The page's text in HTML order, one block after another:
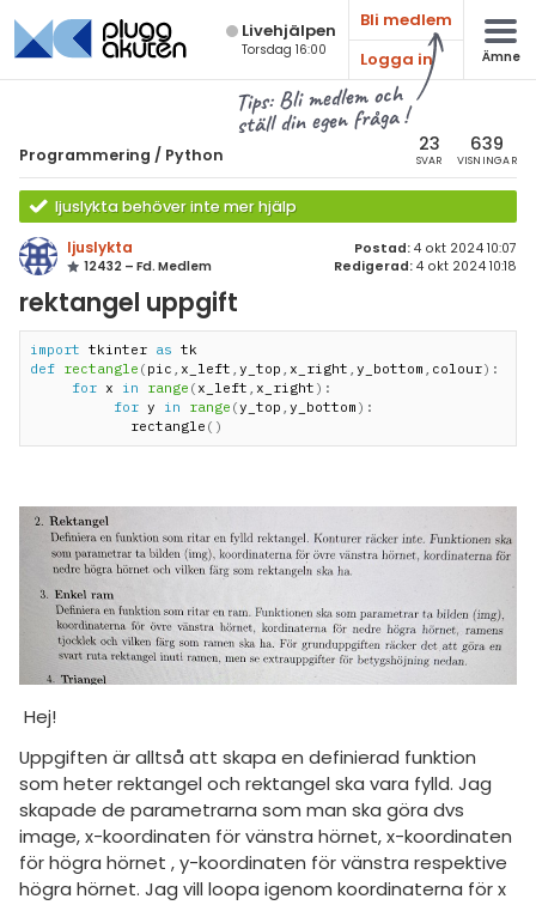
Live­hjälpen
Torsdag 16:00
Bli medlem
Logga in
Ämne
Tips: Bli medlem och
ställ din egen fråga !
Programmering / Python 23
SVAR
639
VISNINGAR
ljuslykta behöver inte mer hjälp
ljuslykta
12432 – Fd. Medlem
Postad: 4 okt 2024 10:07
Redigerad: 4 okt 2024 10:18
rektangel uppgift
import tkinter as
def rectangle ( pic , x_left , y_top , x_right , y_bottom , colour) :
for x in range ( x_left , x_right ) :
for y in range (y_top , y_bottom ) :
            rectangle
( )
Hej!
Uppgiften är alltså att skapa en definierad funktion
som heter rektangel och rektangel ska vara fylld. Jag
skapade de parametrarna som man ska göra dvs
image, x-koordinaten för vänstra hörnet, x-koordinaten
för högra hörnet , y-koordinaten för vänstra respektive
högra hörnet. Jag vill loopa igenom koordinaterna för x
& Bygg
Alla ämnen
Programmering
Alla trådar
Javascript
C#
Swift
HTML/CSS
PHP
Matlab
Övriga
programmeringsspråk
Livehjälpen
Topplistor
Regler
ämnen
diskussioner